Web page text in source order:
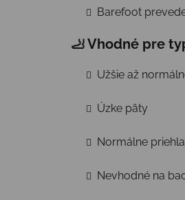
Barefoot
🦶 Vhodné pre
Užšie až
Úzke päty
Normálne
Nevhodné na